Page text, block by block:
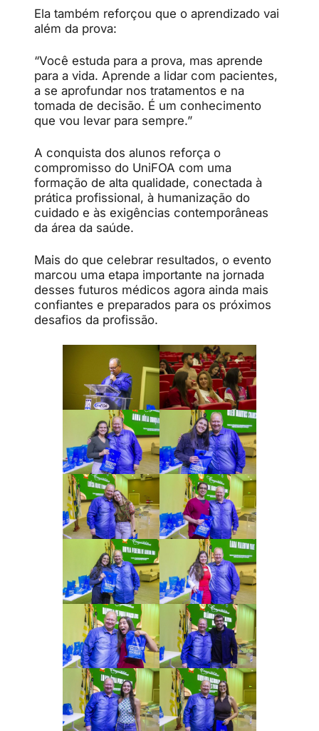
Ela também reforçou que o aprendizado vai
além da prova:
“Você estuda para a prova, mas aprende
para a vida. Aprende a lidar com pacientes,
a se aprofundar nos tratamentos e na
tomada de decisão. É um conhecimento
que vou levar para sempre.”
A conquista dos alunos reforça o
compromisso do UniFOA com uma
formação de alta qualidade, conectada à
prática profissional, à humanização do
cuidado e às exigências contemporâneas
da área da saúde.
Mais do que celebrar resultados, o evento
marcou uma etapa importante na jornada
desses futuros médicos agora ainda mais
confiantes e preparados para os próximos
desafios da profissão.